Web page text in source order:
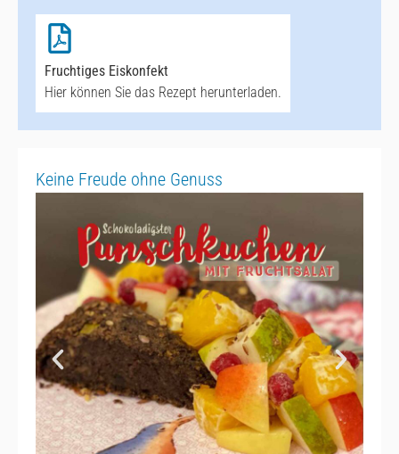
Fruchtiges Eiskonfekt
Hier können Sie das Rezept herunterladen.
Keine Freude ohne Genuss